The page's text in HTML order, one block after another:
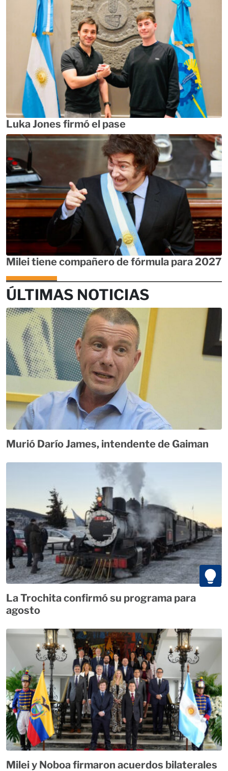
Luka Jones firmó el pase
Milei tiene compañero de fórmula para 2027
ÚLTIMAS NOTICIAS
Murió Darío James, intendente de Gaiman
La Trochita confirmó su programa para
agosto
Milei y Noboa firmaron acuerdos bilaterales